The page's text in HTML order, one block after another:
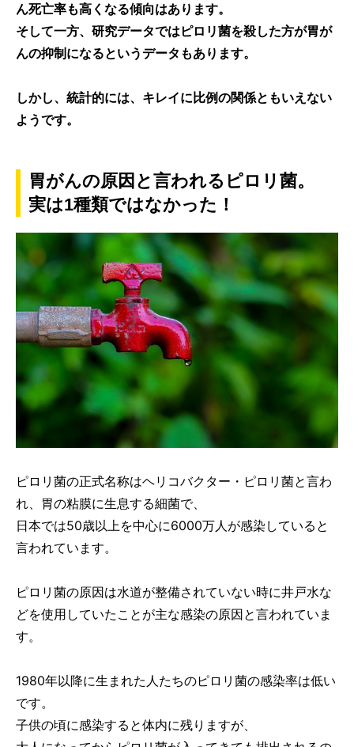
ん死亡率も高くなる傾向はあります。
そして一方、研究データではピロリ菌を殺した方が胃が
んの抑制になるというデータもあります。
しかし、統計的には、キレイに比例の関係ともいえない
ようです。
胃がんの原因と言われるピロリ菌。
実は1種類ではなかった！
ピロリ菌の正式名称はヘリコバクター・ピロリ菌と言わ
れ、胃の粘膜に生息する細菌で、
日本では50歳以上を中心に6000万人が感染していると
言われています。
ピロリ菌の原因は水道が整備されていない時に井戸水な
どを使用していたことが主な感染の原因と言われていま
す。
1980年以降に生まれた人たちのピロリ菌の感染率は低い
です。
子供の頃に感染すると体内に残りますが、